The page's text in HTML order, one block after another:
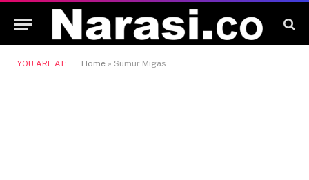
YOU ARE AT: Home » Sumur Migas